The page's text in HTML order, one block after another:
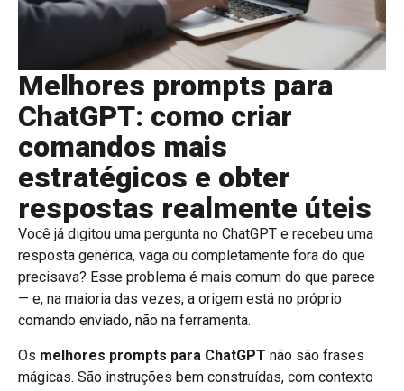
Melhores prompts para
ChatGPT: como criar
comandos mais
estratégicos e obter
respostas realmente úteis
Você já digitou uma pergunta no ChatGPT e recebeu uma
resposta genérica, vaga ou completamente fora do que
precisava? Esse problema é mais comum do que parece
— e, na maioria das vezes, a origem está no próprio
comando enviado, não na ferramenta.
Os melhores prompts para ChatGPT não são frases
mágicas. São instruções bem construídas, com contexto